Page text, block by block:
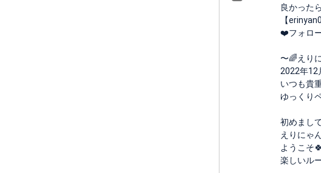
良かった
【
❤️フォロ
〜🌈えり
2022年12
いつも貴
ゆっくり
初めまし
えりにゃ
ようこそ🍀
楽しいル